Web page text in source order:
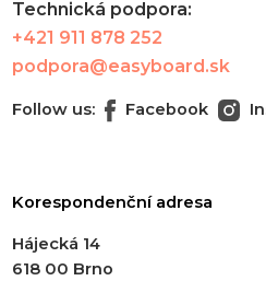
Technická podpora:
+421 911 878 252
podpora@easyboard.sk
Follow us: Facebook
Korespondenční adresa
Hájecká 14
618 00 Brno